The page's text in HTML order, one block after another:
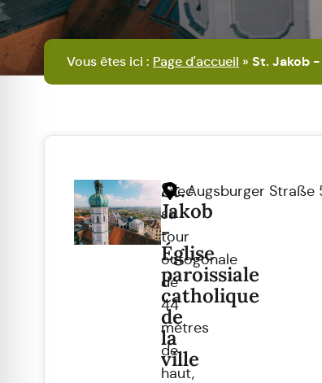
Vous êtes ici : Page d'accueil » St. Jakob
St.
Jakob
-
Église
paroissiale
catholique
de
la
ville
Avec
sa
tour
octogonale
de
44
mètres
de
haut,
Augsburger Straße